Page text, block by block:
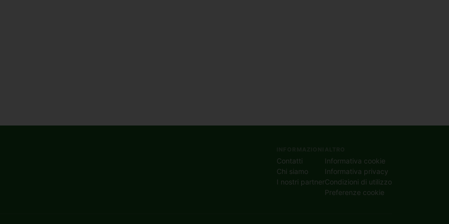
Contatti
Chi siamo
I nostri partner
Informativa cookie
Informativa privacy
Condizioni di utilizzo
Preferenze cookie